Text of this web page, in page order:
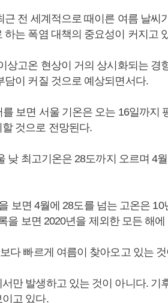
근 전 세계적으로 때이른 여름 날씨
하는 폭염 대책의 중요성이 커지고
상고온 현상이 거의 상시화되는 경
담이 커질 것으로 예상되면서다.
보면 서울 기온은 오는 16일까지
것으로 전망된다.
낮 최고기온은 28도까지 오르며 4
보면 4월에 28도를 넘는 고온은
을 보면 2020년을 제외한 모든 해
다 빠르게 여름이 찾아오고 있는
만 발생하고 있는 것이 아니다. 기
고 있다.